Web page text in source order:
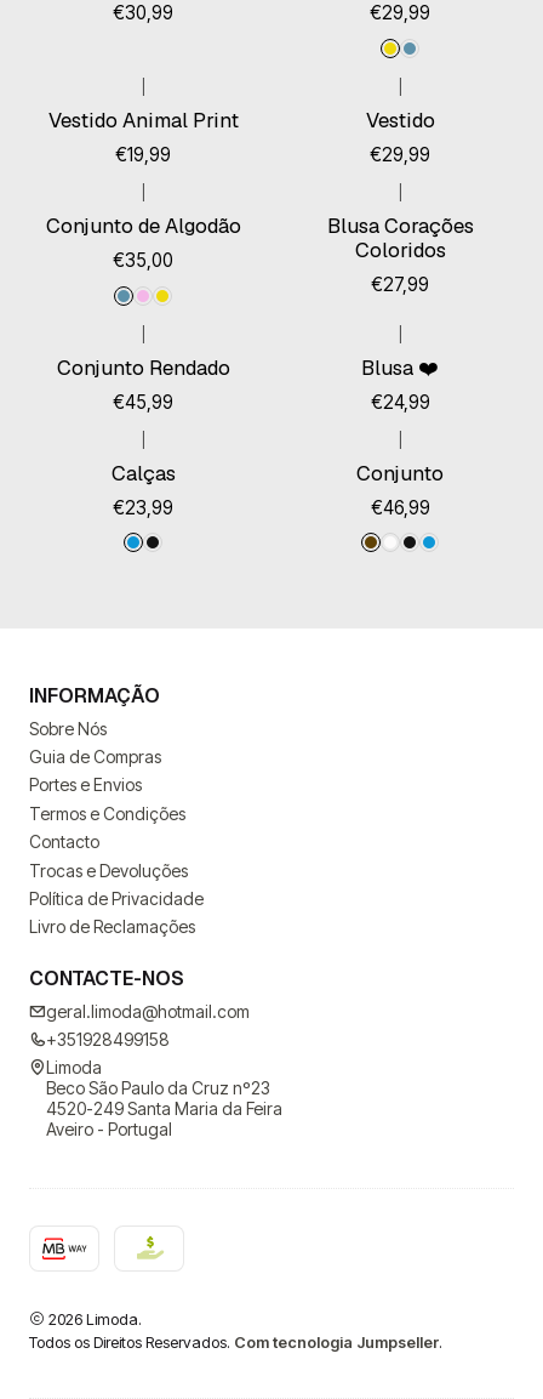
€30,99 €29,99
Vestido Animal Print
€19,99
Vestido
€29,99
Conjunto de Algodão
€35,00
Blusa Corações
Coloridos
€27,99
Conjunto Rendado
€45,99
Blusa ❤️
€24,99
Calças
€23,99
Conjunto
€46,99
INFORMAÇÃO
Sobre Nós
Guia de Compras
Portes e Envios
Termos e Condições
Contacto
Trocas e Devoluções
Política de Privacidade
Livro de Reclamações
CONTACTE-NOS
geral.limoda@hotmail.com
+351928499158
Limoda
Beco São Paulo da Cruz nº23
4520-249 Santa Maria da Feira
Aveiro - Portugal
2026 Limoda.
Todos os Direitos Reservados. Com tecnologia Jumpseller.